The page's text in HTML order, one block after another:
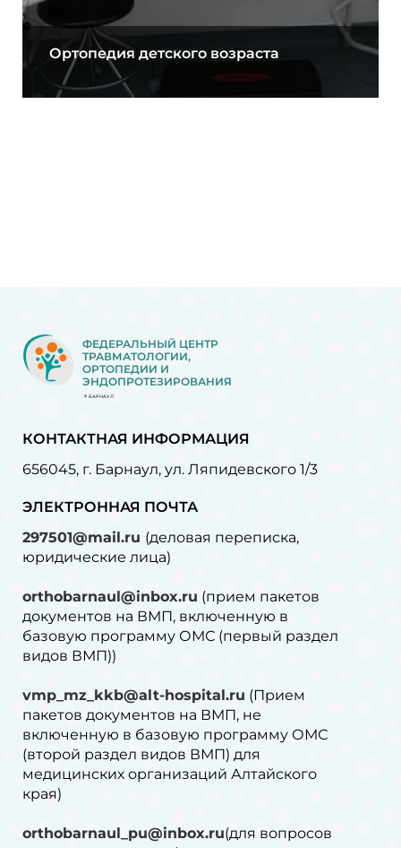
Ортопедия детского возраста
ФЕДЕРАЛЬНЫЙ ЦЕНТР
ТРАВМАТОЛОГИИ,
ОРТОПЕДИИ И
ЭНДОПРОТЕЗИРОВАНИЯ
БАРНАУЛ
КОНТАКТНАЯ ИНФОРМАЦИЯ
656045, г. Барнаул, ул. Ляпидевского 1/3
ЭЛЕКТРОННАЯ ПОЧТА
297501@mail.ru (деловая переписка,
юридические лица)
orthobarnaul@inbox.ru (прием пакетов
документов на ВМП, включенную в
базовую программу ОМС (первый раздел
видов ВМП))
vmp_mz_kkb@alt-hospital.ru (Прием
пакетов документов на ВМП, не
включенную в базовую программу ОМС
(второй раздел видов ВМП) для
медицинских организаций Алтайского
края)
orthobarnaul_pu@inbox.ru(для вопросов